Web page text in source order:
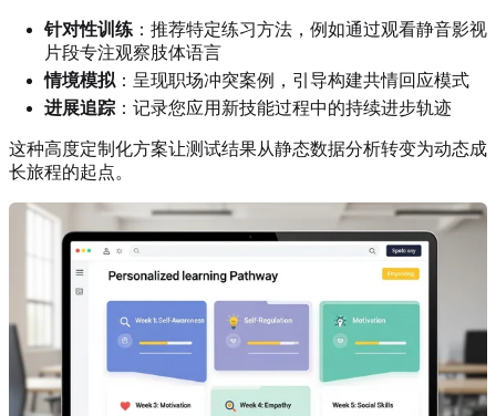
针对性训练 ：推荐特定练习方法，例如通过观看静音影视
片段专注观察肢体语言
情境模拟 ：呈现职场冲突案例，引导构建共情回应模式
进展追踪 ：记录您应用新技能过程中的持续进步轨迹
这种高度定制化方案让测试结果从静态数据分析转变为动态成
长旅程的起点。